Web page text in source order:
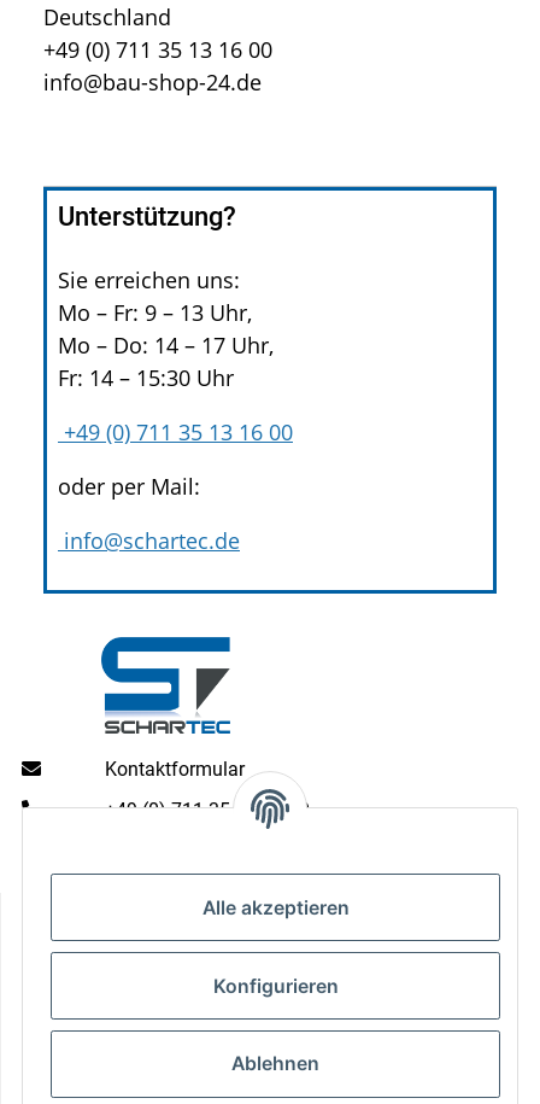
Alle akzeptieren
Konfigurieren
Ablehnen
Deutschland
+49 (0) 711 35 13 16 00
info@bau-shop-24.de
Unterstützung?
Sie erreichen uns:
Mo – Fr: 9 – 13 Uhr,
Mo – Do: 14 – 17 Uhr,
Fr: 14 – 15:30 Uhr
+49 (0) 711 35 13 16 00
oder per Mail:
info@schartec.de
Kontaktformular
+49 (0) 711 35 13 16 00
Fr: 9 - 13 & 14 - 15.00 Uhr
Gesetzliche Informationen